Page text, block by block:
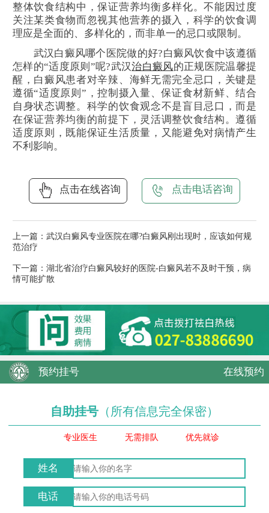
整体饮食结构中，保证营养均衡多样化。不能因过度
关注某类食物而忽视其他营养的摄入，科学的饮食调
理应是全面的、多样化的，而非单一的忌口或限制。
武汉白癜风哪个医院做的好?白癜风饮食中该遵循
怎样的“适度原则”呢?武汉治白癜风的正规医院温馨提
醒，白癜风患者对辛辣、海鲜无需完全忌口，关键是
遵循“适度原则”，控制摄入量、保证食材新鲜、结合
自身状态调整。科学的饮食观念不是盲目忌口，而是
在保证营养均衡的前提下，灵活调整饮食结构。遵循
适度原则，既能保证生活质量，又能避免对病情产生
不利影响。
点击在线咨询 点击电话咨询
上一篇： 武汉白癜风专业医院在哪?白癜风刚出现时，应该如何规
范治疗
下一篇： 湖北省治疗白癜风较好的医院-白癜风若不及时干预，病
情可能扩散
预约挂号 在线预约
自助挂号 （所有信息完全保密）
专业医生 无需排队 优先就诊
姓名
电话